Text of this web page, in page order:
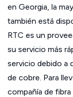
en Georgia, la
también está
RTC es un
su servicio más
servicio debido a
de cobre. Para
compañía de